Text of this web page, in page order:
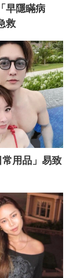
早隱瞞病
救
用品」易致